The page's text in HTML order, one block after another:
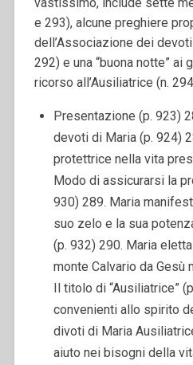
e 293), alcune preghiere
dell’Associazione dei
292) e una “buona notte” ai
ricorso all’Ausiliatrice (n.
Presentazione (p. 923)
devoti di Maria (p. 924)
protettrice nella vita
Modo di assicurarsi la
930) 289. Maria
suo zelo e la sua
(p. 932) 290. Maria
monte Calvario da Gesù
Il titolo di “Ausiliatrice”
convenienti allo spirito
divoti di Maria
aiuto nei bisogni della